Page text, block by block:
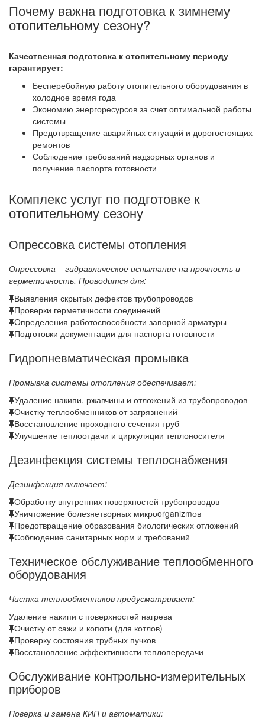
Почему важна подготовка к зимнему
отопительному сезону?
Качественная подготовка к отопительному периоду
гарантирует:
Бесперебойную работу отопительного оборудования в
холодное время года
Экономию энергоресурсов за счет оптимальной работы
системы
Предотвращение аварийных ситуаций и дорогостоящих
ремонтов
Соблюдение требований надзорных органов и
получение паспорта готовности
Комплекс услуг по подготовке к
отопительному сезону
Опрессовка системы отопления
Опрессовка – гидравлическое испытание на прочность и
герметичность. Проводится для:
Выявления скрытых дефектов трубопроводов
Проверки герметичности соединений
Определения работоспособности запорной арматуры
Подготовки документации для паспорта готовности
Гидропневматическая промывка
Промывка системы отопления обеспечивает:
Удаление накипи, ржавчины и отложений из трубопроводов
Очистку теплообменников от загрязнений
Восстановление проходного сечения труб
Улучшение теплоотдачи и циркуляции теплоносителя
Дезинфекция системы теплоснабжения
Дезинфекция включает:
Обработку внутренних поверхностей трубопроводов
Уничтожение болезнетворных микроorganizmов
Предотвращение образования биологических отложений
Соблюдение санитарных норм и требований
Техническое обслуживание теплообменного
оборудования
Чистка теплообменников предусматривает:
Удаление накипи с поверхностей нагрева
Очистку от сажи и копоти (для котлов)
Проверку состояния трубных пучков
Восстановление эффективности теплопередачи
Обслуживание контрольно-измерительных
приборов
Поверка и замена КИП и автоматики: